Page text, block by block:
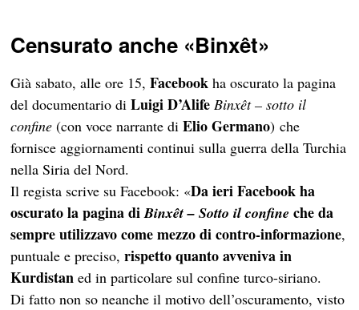
Censurato anche «Binxêt»
Già sabato, alle ore 15,Facebook ha oscurato la pagina
del documentario diLuigi D’Alife Binxêt – sotto il
confine (con voce narrante diElio Germano) che
fornisce aggiornamenti continui sulla guerra della Turchia
nella Siria del Nord.
Il regista scrive su Facebook: «Da ieri Facebook ha
oscurato la pagina diBinxêt – Sotto il confine che da
sempre utilizzavo come mezzo di contro-informazione,
puntuale e preciso,rispetto quanto avveniva in
Kurdistan ed in particolare sul confine turco-siriano.
Di fatto non so neanche il motivo dell’oscuramento, visto